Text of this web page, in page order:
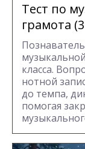
Тест по
грамота
класса.
нотной
до темпа,
помогая